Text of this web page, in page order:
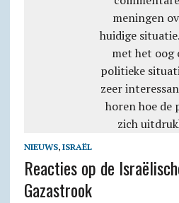
NIEUWS, ISRAËL
Reacties op de
Gazastrook